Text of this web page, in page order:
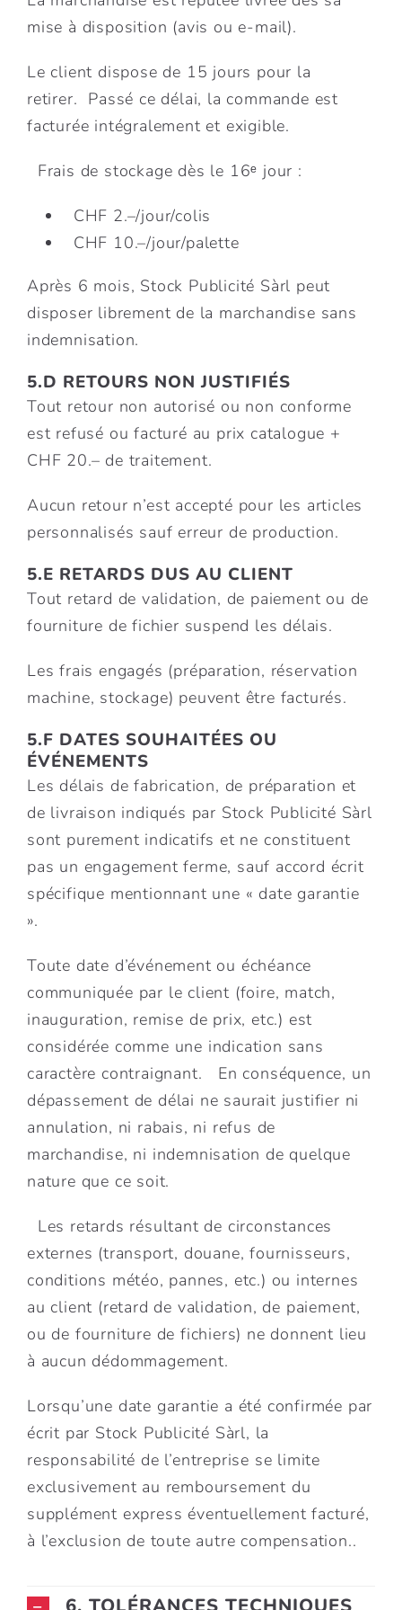
mise à disposition (avis ou e-mail).
Le client dispose de 15 jours pour la
retirer. Passé ce délai, la commande est
facturée intégralement et exigible.
Frais de stockage dès le 16ᵉ jour :
CHF 2.–/jour/colis
CHF 10.–/jour/palette
Après 6 mois, Stock Publicité Sàrl peut
disposer librement de la marchandise sans
indemnisation.
5.D RETOURS NON JUSTIFIÉS
Tout retour non autorisé ou non conforme
est refusé ou facturé au prix catalogue +
CHF 20.– de traitement.
Aucun retour n’est accepté pour les articles
personnalisés sauf erreur de production.
5.E RETARDS DUS AU CLIENT
Tout retard de validation, de paiement ou de
fourniture de fichier suspend les délais.
Les frais engagés (préparation, réservation
machine, stockage) peuvent être facturés.
5.F DATES SOUHAITÉES OU
ÉVÉNEMENTS
Les délais de fabrication, de préparation et
de livraison indiqués par Stock Publicité Sàrl
sont purement indicatifs et ne constituent
pas un engagement ferme, sauf accord écrit
spécifique mentionnant une « date garantie
».
Toute date d’événement ou échéance
communiquée par le client (foire, match,
inauguration, remise de prix, etc.) est
considérée comme une indication sans
caractère contraignant. En conséquence, un
dépassement de délai ne saurait justifier ni
annulation, ni rabais, ni refus de
marchandise, ni indemnisation de quelque
nature que ce soit.
Les retards résultant de circonstances
externes (transport, douane, fournisseurs,
conditions météo, pannes, etc.) ou internes
au client (retard de validation, de paiement,
ou de fourniture de fichiers) ne donnent lieu
à aucun dédommagement.
Lorsqu’une date garantie a été confirmée par
écrit par Stock Publicité Sàrl, la
responsabilité de l’entreprise se limite
exclusivement au remboursement du
supplément express éventuellement facturé,
à l’exclusion de toute autre compensation..